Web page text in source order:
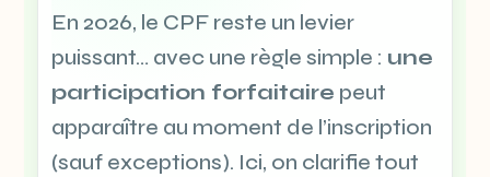
En 2026, le CPF reste un levier
puissant… avec une règle simple : une
participation forfaitaire peut
apparaître au moment de l’inscription
(sauf exceptions). Ici, on clarifie tout